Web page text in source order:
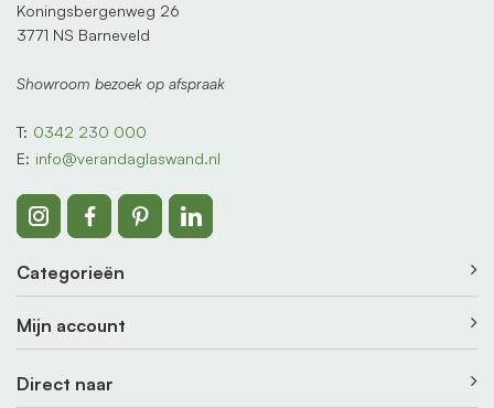
Koningsbergenweg 26
3771 NS Barneveld
Showroom bezoek op afspraak
T: 0342 230 000
E: info@verandaglaswand.nl
Categorieën
Mijn account
Direct naar